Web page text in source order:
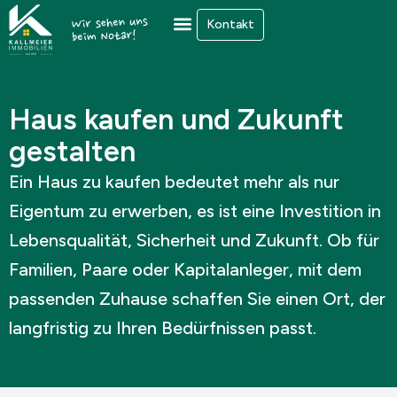
Zum
Inhalt
springen
Kontakt
Haus kaufen und Zukunft
gestalten
Ein Haus zu kaufen bedeutet mehr als nur
Eigentum zu erwerben, es ist eine Investition in
Lebensqualität, Sicherheit und Zukunft. Ob für
Familien, Paare oder Kapitalanleger, mit dem
passenden Zuhause schaffen Sie einen Ort, der
langfristig zu Ihren Bedürfnissen passt.